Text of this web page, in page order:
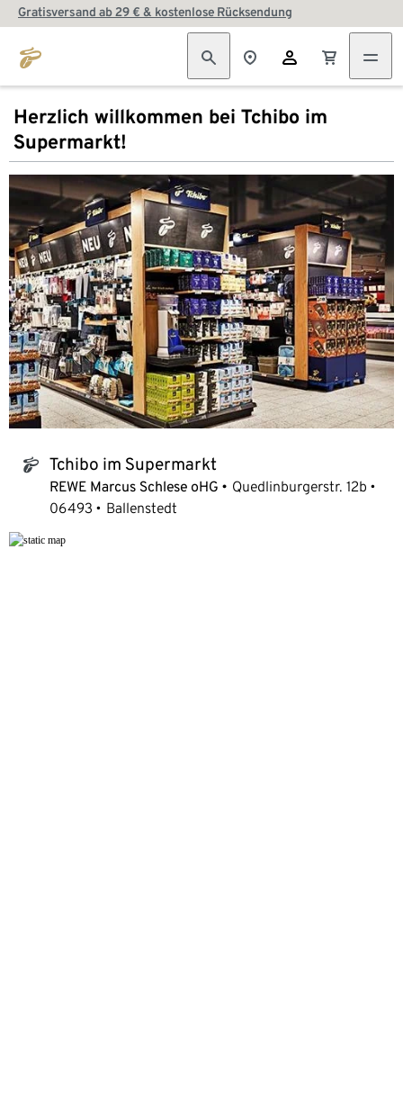
Gratisversand ab 29 € & kostenlose Rücksendung
Herzlich willkommen bei Tchibo im
Supermarkt!
tchibo_logo Tchibo im Supermarkt
REWE Marcus Schlese oHG
Quedlinburgerstr. 12b
06493
Ballenstedt